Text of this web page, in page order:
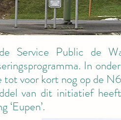
Service Public de
In
tot voor kort nog op de
van dit initiatief
‘Eupen’.